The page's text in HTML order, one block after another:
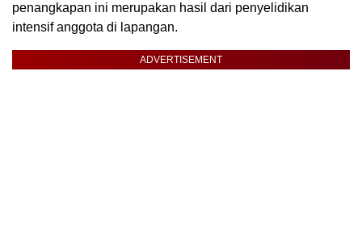
penangkapan ini merupakan hasil dari penyelidikan
intensif anggota di lapangan.
ADVERTISEMENT